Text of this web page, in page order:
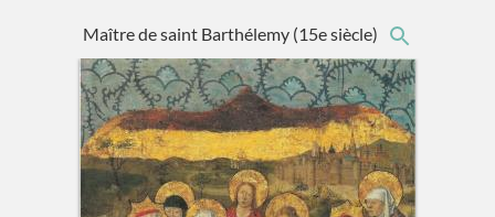
Maître de saint Barthélemy (15e siècle)